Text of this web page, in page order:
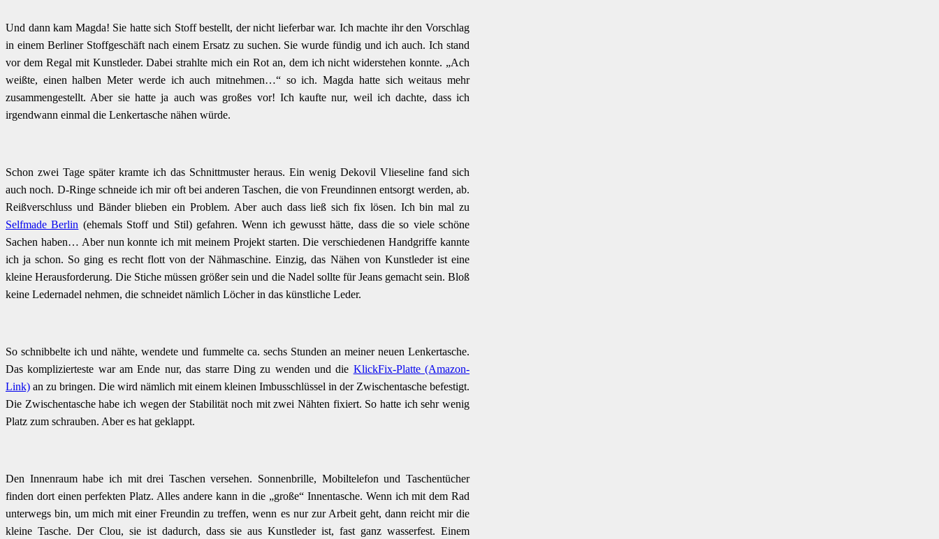
Und dann kam Magda! Sie hatte sich Stoff bestellt, der nicht lieferbar war. Ich machte ihr den Vorschlag
in einem Berliner Stoffgeschäft nach einem Ersatz zu suchen. Sie wurde fündig und ich auch. Ich stand
vor dem Regal mit Kunstleder. Dabei strahlte mich ein Rot an, dem ich nicht widerstehen konnte. „Ach
weißte, einen halben Meter werde ich auch mitnehmen…“ so ich. Magda hatte sich weitaus mehr
zusammengestellt. Aber sie hatte ja auch was großes vor! Ich kaufte nur, weil ich dachte, dass ich
irgendwann einmal die Lenkertasche nähen würde.
Schon zwei Tage später kramte ich das Schnittmuster heraus. Ein wenig Dekovil Vlieseline fand sich
auch noch. D-Ringe schneide ich mir oft bei anderen Taschen, die von Freundinnen entsorgt werden, ab.
Reißverschluss und Bänder blieben ein Problem. Aber auch dass ließ sich fix lösen. Ich bin mal zu
Selfmade Berlin (ehemals Stoff und Stil) gefahren. Wenn ich gewusst hätte, dass die so viele schöne
Sachen haben… Aber nun konnte ich mit meinem Projekt starten. Die verschiedenen Handgriffe kannte
ich ja schon. So ging es recht flott von der Nähmaschine. Einzig, das Nähen von Kunstleder ist eine
kleine Herausforderung. Die Stiche müssen größer sein und die Nadel sollte für Jeans gemacht sein. Bloß
keine Ledernadel nehmen, die schneidet nämlich Löcher in das künstliche Leder.
So schnibbelte ich und nähte, wendete und fummelte ca. sechs Stunden an meiner neuen Lenkertasche.
Das komplizierteste war am Ende nur, das starre Ding zu wenden und die KlickFix-Platte (Amazon-
Link) an zu bringen. Die wird nämlich mit einem kleinen Imbusschlüssel in der Zwischentasche befestigt.
Die Zwischentasche habe ich wegen der Stabilität noch mit zwei Nähten fixiert. So hatte ich sehr wenig
Platz zum schrauben. Aber es hat geklappt.
Den Innenraum habe ich mit drei Taschen versehen. Sonnenbrille, Mobiltelefon und Taschentücher
finden dort einen perfekten Platz. Alles andere kann in die „große“ Innentasche. Wenn ich mit dem Rad
unterwegs bin, um mich mit einer Freundin zu treffen, wenn es nur zur Arbeit geht, dann reicht mir die
kleine Tasche. Der Clou, sie ist dadurch, dass sie aus Kunstleder ist, fast ganz wasserfest. Einem